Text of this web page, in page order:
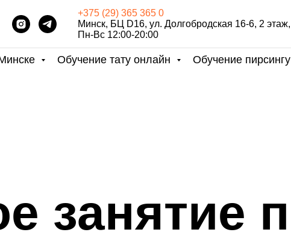
+375 (29) 365 365 0
Минск, БЦ D16, ул. Долгобродская 16-6, 2
Пн-Вс 12:00-20:00
Обучение тату онлайн
Обучение
занятие